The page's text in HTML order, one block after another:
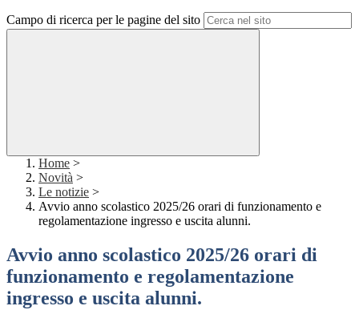
Campo di ricerca per le pagine del sito
Home >
Novità >
Le notizie >
Avvio anno scolastico 2025/26 orari di funzionamento e
regolamentazione ingresso e uscita alunni.
Avvio anno scolastico 2025/26 orari di
funzionamento e regolamentazione
ingresso e uscita alunni.